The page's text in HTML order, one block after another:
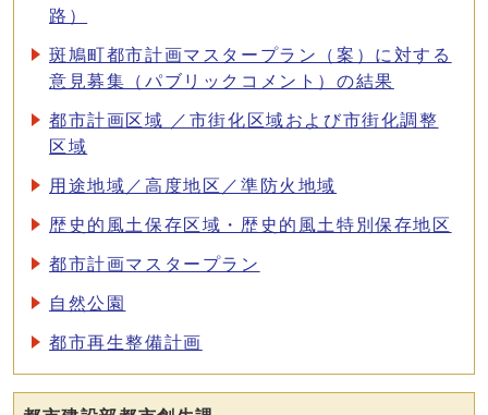
路）
斑鳩町都市計画マスタープラン（案）に対する
意見募集（パブリックコメント）の結果
都市計画区域 ／市街化区域および市街化調整
区域
用途地域／高度地区／準防火地域
歴史的風土保存区域・歴史的風土特別保存地区
都市計画マスタープラン
自然公園
都市再生整備計画